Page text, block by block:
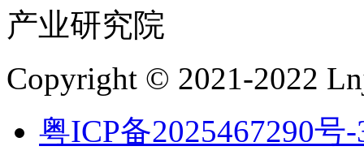
产业研究院
Copyright © 2021-2022
粤ICP备2025467290号-